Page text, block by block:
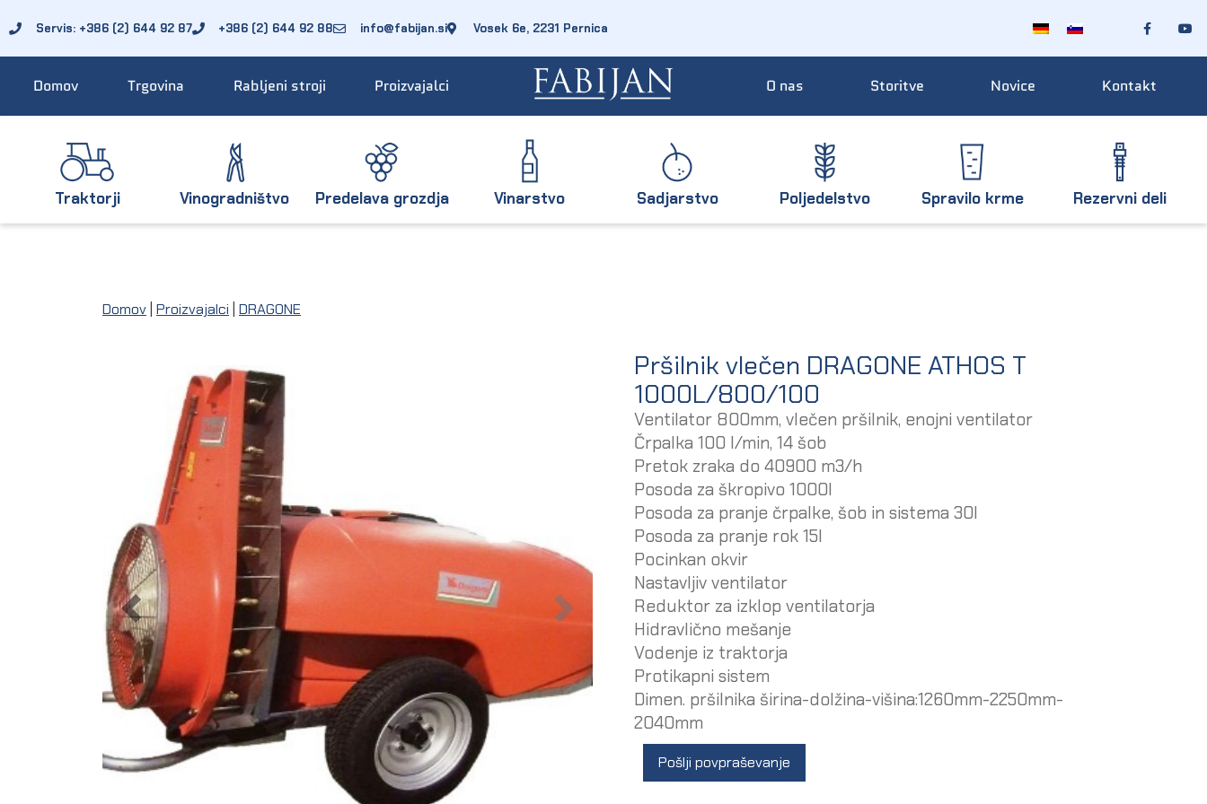
Servis: +386 (2) 644 92 87 +386 (2) 644 92 88 info@fabijan.si Vosek 6e, 2231 Pernica
Domov Trgovina Rabljeni stroji Proizvajalci O nas Storitve Novice Kontakt
Traktorji Vinogradništvo Predelava grozdja Vinarstvo Sadjarstvo Poljedelstvo Spravilo krme Rezervni deli
Domov Proizvajalci DRAGONE
Pršilnik vlečen DRAGONE ATHOS T
1000L/800/100
Ventilator 800mm, vlečen pršilnik, enojni ventilator
Črpalka 100 l/min, 14 šob
Pretok zraka do 40900 m3/h
Posoda za škropivo 1000l
Posoda za pranje črpalke, šob in sistema 30l
Posoda za pranje rok 15l
Pocinkan okvir
Nastavljiv ventilator
Reduktor za izklop ventilatorja
Hidravlično mešanje
Vodenje iz traktorja
Protikapni sistem
Dimen. pršilnika širina-dolžina-višina:1260mm-2250mm-
2040mm
Pošlji povpraševanje